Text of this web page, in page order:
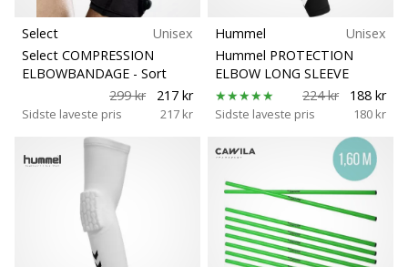
Select
Unisex
Select COMPRESSION
ELBOWBANDAGE - Sort
299 kr
217 kr
Sidste laveste pris 217 kr
Hummel
Unisex
Hummel PROTECTION
ELBOW LONG SLEEVE
224 kr
188 kr
Sidste laveste pris 180 kr